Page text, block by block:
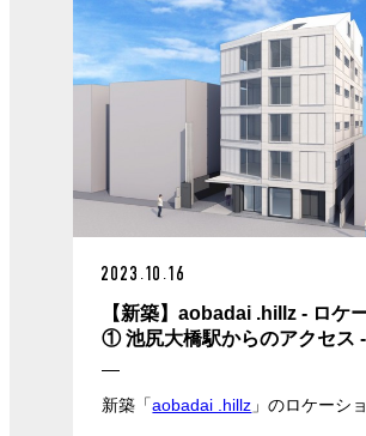
2023.10.16
【新築】aobadai .hillz - ロケ
① 池尻大橋駅からのアクセス -
新築「aobadai .hillz 」のロケーシ